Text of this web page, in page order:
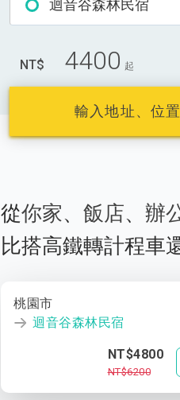
迴音谷森林民宿
NT$ 4400 起
輸入地址、位
從你家、 飯店、 辦
比搭高鐵轉計程車
桃園市
迴音谷森林民宿
NT$4800
NT$6200